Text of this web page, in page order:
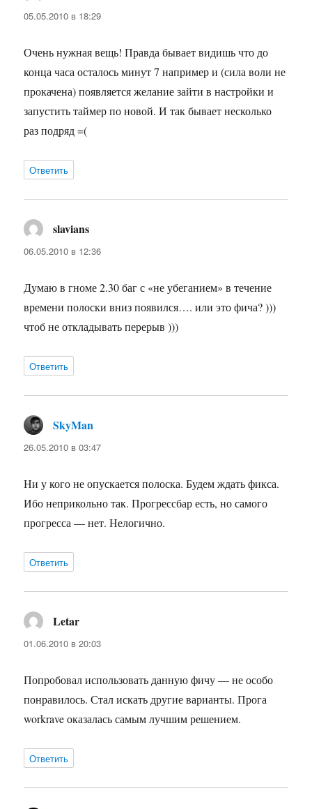
05.05.2010 в 18:29
Очень нужная вещь! Правда бывает видишь что до
конца часа осталось минут 7 например и (сила воли не
прокачена) появляется желание зайти в настройки и
запустить таймер по новой. И так бывает несколько
раз подряд =(
Ответить
slavians
06.05.2010 в 12:36
Думаю в гноме 2.30 баг с «не убеганием» в течение
времени полоски вниз появился…. или это фича? )))
чтоб не откладывать перерыв )))
Ответить
SkyMan
26.05.2010 в 03:47
Ни у кого не опускается полоска. Будем ждать фикса.
Ибо неприкольно так. Прогрессбар есть, но самого
прогресса — нет. Нелогично.
Ответить
Letar
01.06.2010 в 20:03
Попробовал использовать данную фичу — не особо
понравилось. Стал искать другие варианты. Прога
workrave оказалась самым лучшим решением.
Ответить